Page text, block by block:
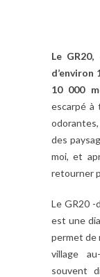
Le
d’environ
10 000
escarpé à
des
moi, et
retourner
Le GR20 -
est une
permet de
village
souvent